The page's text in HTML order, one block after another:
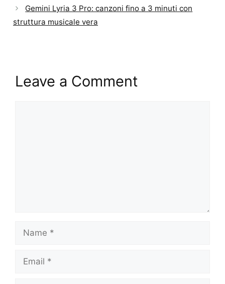
Gemini Lyria 3 Pro: canzoni fino a 3 minuti con
struttura musicale vera
Leave a Comment